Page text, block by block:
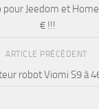
pour Jeedom et
€ !!!
ARTICLE PRÉCÉDENT
robot Viomi S9 à